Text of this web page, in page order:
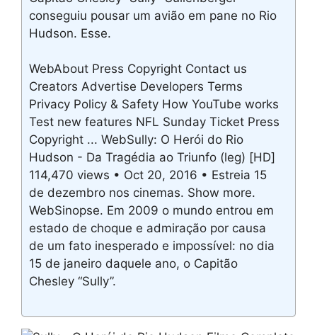
conseguiu pousar um avião em pane no Rio
Hudson. Esse.
WebAbout Press Copyright Contact us
Creators Advertise Developers Terms
Privacy Policy & Safety How YouTube works
Test new features NFL Sunday Ticket Press
Copyright ... WebSully: O Herói do Rio
Hudson - Da Tragédia ao Triunfo (leg) [HD]
114,470 views • Oct 20, 2016 • Estreia 15
de dezembro nos cinemas. Show more.
WebSinopse. Em 2009 o mundo entrou em
estado de choque e admiração por causa
de um fato inesperado e impossível: no dia
15 de janeiro daquele ano, o Capitão
Chesley “Sully”.